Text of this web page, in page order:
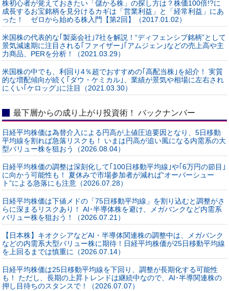
株初心者が覚えておきたい「儲かる株」の探し方は？株価100倍!?に
成長するお宝銘柄を見分けるカギは「営業利益」と「経常利益」にあ
った！ ゼロから始める株入門【第2回】（2017.01.02）
米国株の代表的な｢製薬会社｣7社を解説！“ディフェンシブ銘柄”として
景気減速期に注目される｢ファイザー｣｢アムジェン｣などの売上高や主
力商品、PERを分析！（2021.03.29）
米国株の中でも、利回り4％超でおすすめの｢高配当株｣を紹介！ 実質
的な増配傾向が続く｢ダウ・ケミカル｣、業績が景気や相場に左右され
にくい｢ケロッグ｣に注目（2021.03.30）
最下層からの成り上がり投資術！ バックナンバー
日経平均株価は為替介入による円高が上値圧迫要因となり、5日移動
平均線を割れば急落リスクも！ いまは円高が追い風になる内需系の大
型バリュー株を狙おう（2026.08.04）
日経平均株価の調整は深刻化して｢100日移動平均線｣や｢6万円の節目｣
に向かう可能性も！ 夏休みで市場参加者が減れば“オーバーシュー
ト”による急落にも注意（2026.07.28）
日経平均株価は下値メドの「75日移動平均線」を割り込むと調整がさ
らに深まるリスクあり！ AI･半導体株を避け、メガバンクなど内需系
バリュー株を狙おう！（2026.07.21）
【日本株】キオクシアなどAI・半導体関連株の調整中は、メガバンク
などの内需系大型バリュー株に期待！日経平均株価が25日移動平均線
を上回るまでは慎重に（2026.07.14）
日経平均株価は25日移動平均線を下回り、調整が長期化する可能性
も！ ただし、長期の上昇トレンドは継続中なので、AI･半導関連株の
押し目待ちのスタンスで！（2026.07.07）